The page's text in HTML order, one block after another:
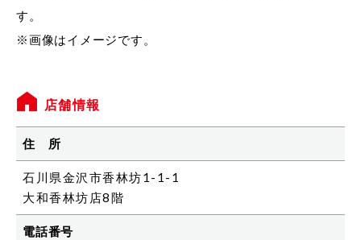
す。
※画像はイメージです。
店舗情報
住 所
石川県金沢市香林坊1-1-1
大和香林坊店8階
電話番号